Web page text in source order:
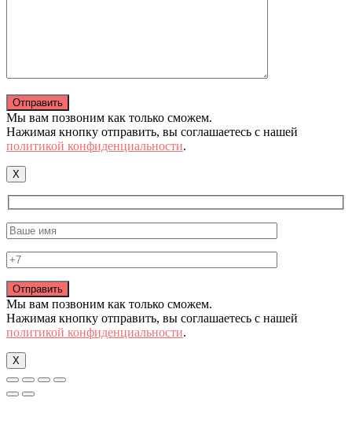
Мы вам позвоним как только сможем.
Нажимая кнопку отправить, вы соглашаетесь с нашей
политикой конфиденциальности.
X
Мы вам позвоним как только сможем.
Нажимая кнопку отправить, вы соглашаетесь с нашей
политикой конфиденциальности.
X